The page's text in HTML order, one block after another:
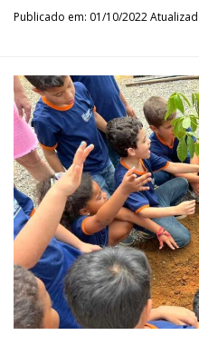
Publicado em: 01/10/2022